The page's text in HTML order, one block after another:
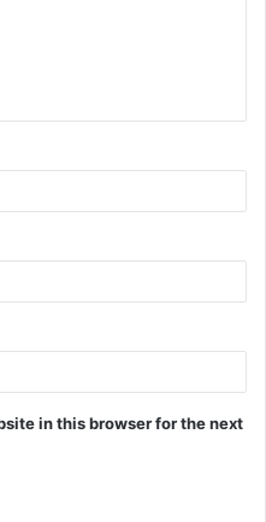
in this browser for the next